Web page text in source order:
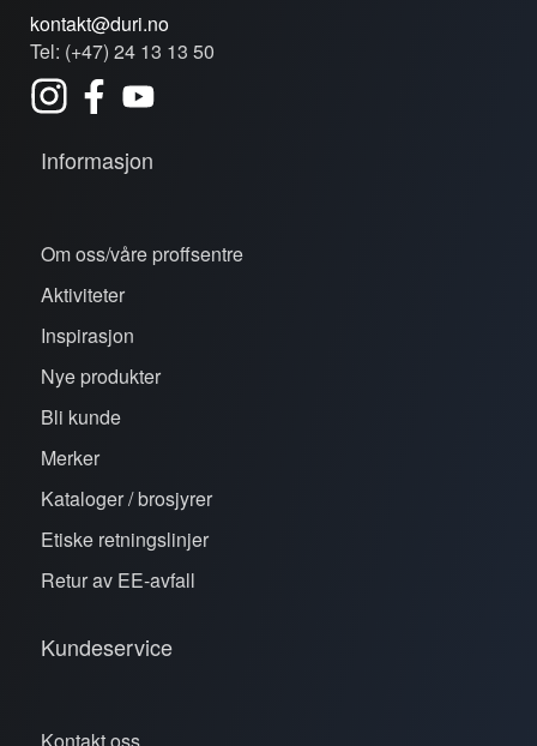
kontakt@duri.no
Tel: (+47) 24 13 13 50
Informasjon
Om oss/våre proffsentre
Aktiviteter
Inspirasjon
Nye produkter
Bli kunde
Merker
Kataloger / brosjyrer
Etiske retningslinjer
Retur av EE-avfall
Kundeservice